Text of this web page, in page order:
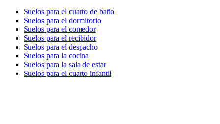
Suelos para el cuarto de baño
Suelos para el dormitorio
Suelos para el comedor
Suelos para el recibidor
Suelos para el despacho
Suelos para la cocina
Suelos para la sala de estar
Suelos para el cuarto infantil